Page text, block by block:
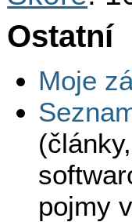
Ostatní
Moje
pojmy